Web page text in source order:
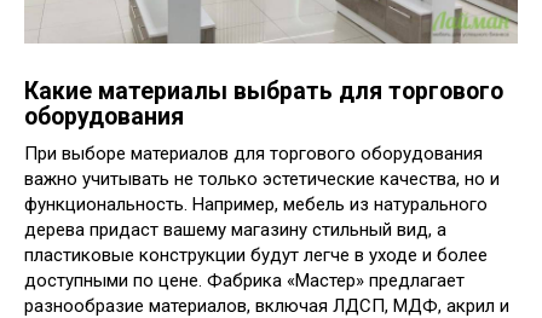
Какие материалы выбрать для торгового
оборудования
При выборе материалов для торгового оборудования
важно учитывать не только эстетические качества, но и
функциональность. Например, мебель из натурального
дерева придаст вашему магазину стильный вид, а
пластиковые конструкции будут легче в уходе и более
доступными по цене. Фабрика «Мастер» предлагает
разнообразие материалов, включая ЛДСП, МДФ, акрил и